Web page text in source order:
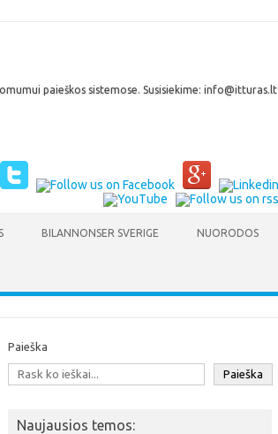
paieškos sistemose. Susisiekime: info@itturas.lt
BILANNONSER SVERIGE NUORODOS
Paieška
Paieška
Naujausios temos: